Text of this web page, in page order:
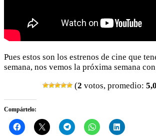
Pues estos son los estrenos de cine que
semana, nos vemos la próxima semana
(2 votos, promedio:
Compártelo: